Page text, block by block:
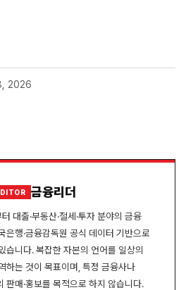
2026
금융리더
대출·부동산·절세·투자 분야의 금융
은행·금융감독원 공식 데이터 기반으로
습니다. 복잡한 자본의 언어를 일상의
하는 것이 목표이며, 특정 금융사나
판매·홍보를 목적으로 하지 않습니다.